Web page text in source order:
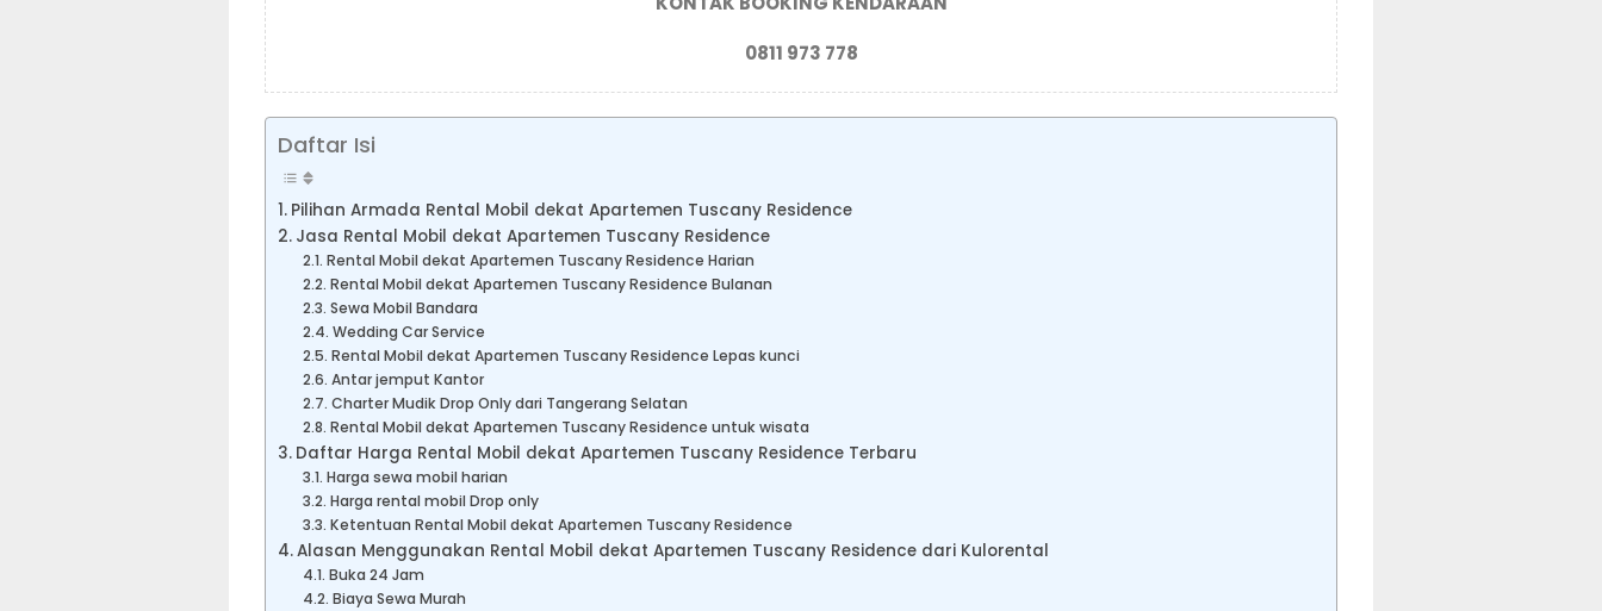
0811 973 778
Daftar Isi
Pilihan Armada Rental Mobil dekat Apartemen Tuscany Residence
Jasa Rental Mobil dekat Apartemen Tuscany Residence
Rental Mobil dekat Apartemen Tuscany Residence Harian
Rental Mobil dekat Apartemen Tuscany Residence Bulanan
Sewa Mobil Bandara
Wedding Car Service
Rental Mobil dekat Apartemen Tuscany Residence Lepas kunci
Antar jemput Kantor
Charter Mudik Drop Only dari Tangerang Selatan
Rental Mobil dekat Apartemen Tuscany Residence untuk wisata
Daftar Harga Rental Mobil dekat Apartemen Tuscany Residence Terbaru
Harga sewa mobil harian
Harga rental mobil Drop only
Ketentuan Rental Mobil dekat Apartemen Tuscany Residence
Alasan Menggunakan Rental Mobil dekat Apartemen Tuscany Residence dari Kulorental
Buka 24 Jam
Biaya Sewa Murah